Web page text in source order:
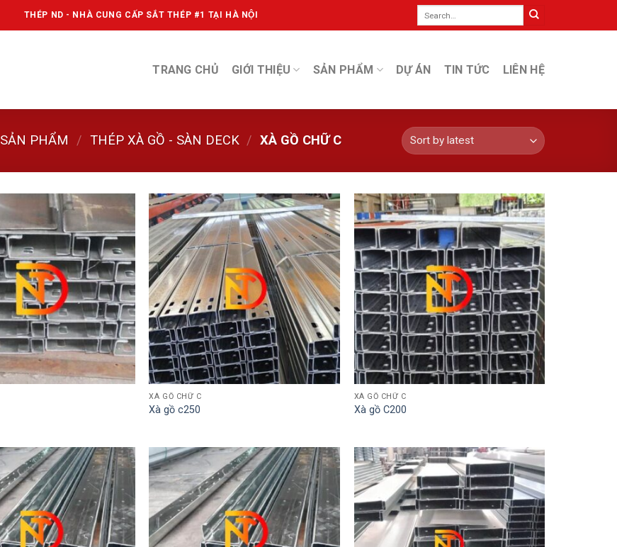
THÉP ND - NHÀ CUNG CẤP SẮT THÉP #1 TẠI HÀ NỘI
TRANG CHỦ GIỚI THIỆU SẢN PHẨM DỰ ÁN TIN TỨC LIÊN HỆ
SẢN PHẨM / THÉP XÀ GỒ - SÀN DECK / XÀ GỒ CHỮ C
XÀ GỒ CHỮ C
Xà gồ c250
XÀ GỒ CHỮ C
Xà gồ C200